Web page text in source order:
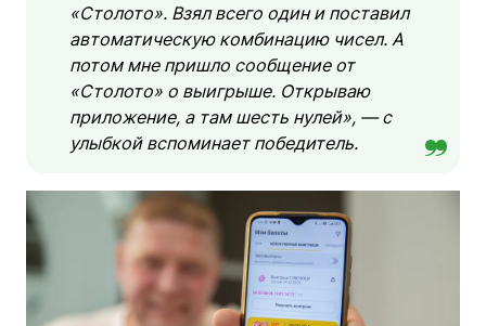
«Столото». Взял всего один и поставил
автоматическую комбинацию чисел. А
потом мне пришло сообщение от
«Столото» о выигрыше. Открываю
приложение, а там шесть нулей», — с
улыбкой вспоминает победитель.